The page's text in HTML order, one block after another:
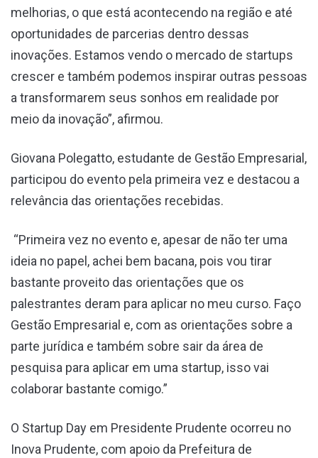
melhorias, o que está acontecendo na região e até
oportunidades de parcerias dentro dessas
inovações. Estamos vendo o mercado de startups
crescer e também podemos inspirar outras pessoas
a transformarem seus sonhos em realidade por
meio da inovação”, afirmou.
Giovana Polegatto, estudante de Gestão Empresarial,
participou do evento pela primeira vez e destacou a
relevância das orientações recebidas.
“Primeira vez no evento e, apesar de não ter uma
ideia no papel, achei bem bacana, pois vou tirar
bastante proveito das orientações que os
palestrantes deram para aplicar no meu curso. Faço
Gestão Empresarial e, com as orientações sobre a
parte jurídica e também sobre sair da área de
pesquisa para aplicar em uma startup, isso vai
colaborar bastante comigo.”
O Startup Day em Presidente Prudente ocorreu no
Inova Prudente, com apoio da Prefeitura de